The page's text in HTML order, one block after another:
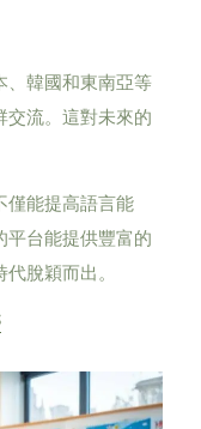
、韓國和東南亞等
交流。這對未來的
僅能提高語言能
平台能提供豐富的
脫穎而出。